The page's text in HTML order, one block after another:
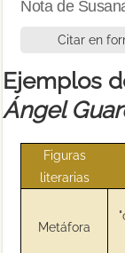
Nota de
Citar en
Ejemplos
Ángel
Figuras
literarias
Metáfora